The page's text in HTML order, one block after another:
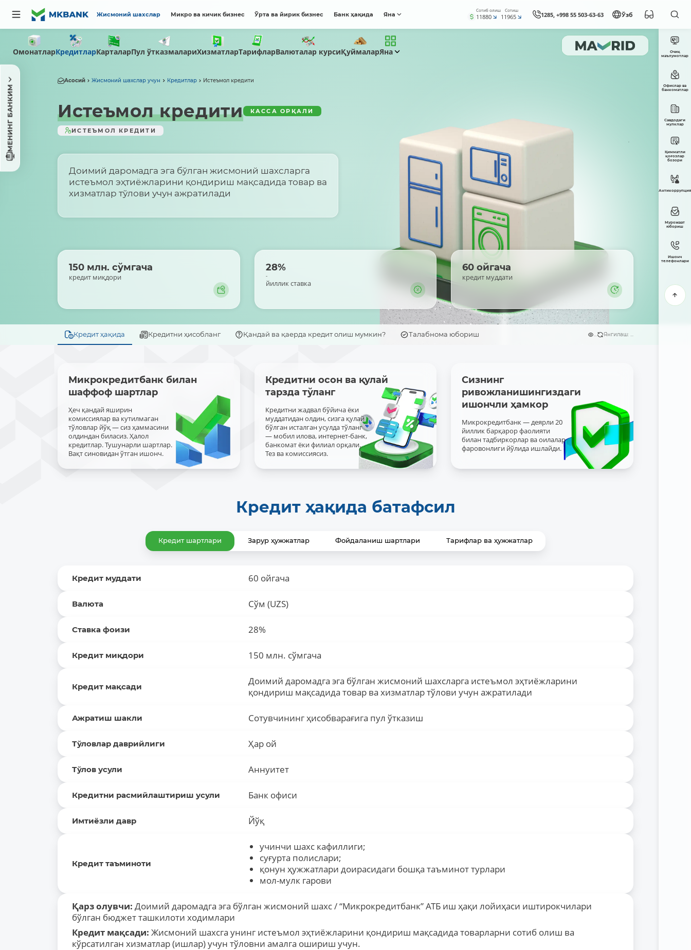
Жисмоний шахслар Микро ва кичик бизнес Ўрта ва йирик бизнес Банк ҳақида Яна
Сотиб олиш
11880
Сотиш
11965 1285, +998 55 503-63-63 Ўзб
МЕНИНГ БАНКИМ
ОмонатларКредитларКарталарПул ўтказмалариХизматларТарифларВалюталар курсиҚуймаларЯна
Асосий Жисмоний шахслар учун Кредитлар Истеъмол кредити
Истеъмол кредити КАССА ОРҚАЛИ
ИСТЕЪМОЛ КРЕДИТИ
Доимий даромадга эга бўлган жисмоний шахсларга
истеъмол эҳтиёжларини қондириш мақсадида товар ва
хизматлар тўлови учун ажратилади
150 млн. сўмгача
кредит миқдори
28%
-
йиллик ставка
60 ойгача
кредит муддати
Кредит ҳақида Кредитни ҳисобланг Қандай ва қаерда кредит олиш мумкин? Талабнома юбориш Янгилаш: ...
Микрокредитбанк билан
шаффоф шартлар
Ҳеч қандай яширин
комиссиялар ва кутилмаган
тўловлар йўқ — сиз ҳаммасини
олдиндан биласиз. Ҳалол
кредитлар. Тушунарли шартлар.
Вақт синовидан ўтган ишонч.
Кредитни осон ва қулай
тарзда тўланг
Кредитни жадвал бўйича ёки
муддатидан олдин, сизга қулай
бўлган исталган усулда тўланг
— мобил илова, интернет-банк,
банкомат ёки филиал орқали.
Тез ва комиссиясиз.
Сизнинг
ривожланишингиздаги
ишончли ҳамкор
Микрокредитбанк — деярли 20
йиллик барқарор фаолияти
билан тадбиркорлар ва оилалар
фаровонлиги йўлида ишлайди.
Кредит ҳақида батафсил
Кредит шартлари Зарур ҳужжатлар Фойдаланиш шартлари Тарифлар ва ҳужжатлар
Кредит муддати 60 ойгача
Валюта Сўм (UZS)
Ставка фоизи 28%
Кредит миқдори 150 млн. сўмгача
Кредит мақсади
Доимий даромадга эга бўлган жисмоний шахсларга истеъмол эҳтиёжларини
қондириш мақсадида товар ва хизматлар тўлови учун ажратилади
Ажратиш шакли Сотувчининг ҳисобварағига пул ўтказиш
Тўловлар даврийлиги Ҳар ой
Тўлов усули Аннуитет
Кредитни расмийлаштириш усули Банк офиси
Имтиёзли давр Йўқ
Кредит таъминоти
учинчи шахс кафиллиги;
суғурта полислари;
қонун ҳужжатлари доирасидаги бошқа таъминот турлари
мол-мулк гарови
Қарзолувчи: Доимий даромадга эга бўлган жисмоний шахс / “Микрокредитбанк” АТБ иш ҳақи лойиҳаси иштирокчилари
бўлган бюджет ташкилоти ходимлари
Кредит мақсади: Жисмоний шахсга унинг истеъмол эҳтиёжларини қондириш мақсадида товарларни сотиб олиш ва
кўрсатилган хизматлар (ишлар) учун тўловни амалга ошириш учун.
Очиқ
маълумотлар
Офислар ва
банкоматлар
Савдодаги
мулклар
Қимматли
қоғозлар
бозори
Антикоррупция
Мурожаат
юбориш
Ишонч
телефонлари